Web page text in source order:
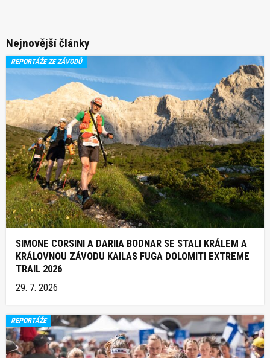
Nejnovější články
REPORTÁŽE ZE ZÁVODŮ
SIMONE CORSINI A DARIIA BODNAR SE STALI KRÁLEM A
KRÁLOVNOU ZÁVODU KAILAS FUGA DOLOMITI EXTREME
TRAIL 2026
29. 7. 2026
REPORTÁŽE